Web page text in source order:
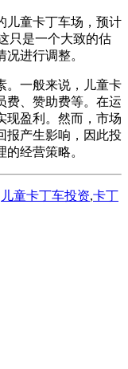
儿童卡丁车场，预计
只是一个大致的估
进行调整。
。一般来说，儿童卡
费、赞助费等。在运
现盈利。然而，市场
报产生影响，因此投
经营策略。
儿童卡丁车投资,卡丁